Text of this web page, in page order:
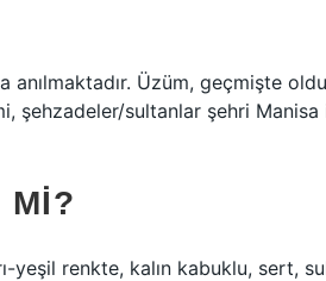
anılmaktadır. Üzüm, geçmişte
şehzadeler/sultanlar şehri Manisa
MI?
yeşil renkte, kalın kabuklu, sert,